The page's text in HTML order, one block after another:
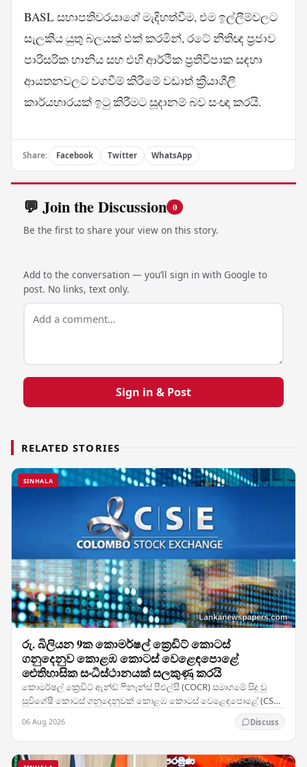
BASL සභාපතිවරයාගේ මැදිහත්වීම, එම ඉල්ලීම්වලට
සැලකිය යුතු බලයක් එක් කරමින්, රටේ නීතිඥ ප්‍රජාව
පාරිසරික හානිය සහ එහි ආර්ථික ප්‍රතිවිපාක සඳහා
ආයතනවලට වගවීම් කිරීමේ වඩාත් ක්‍රියාශීලී
කාර්යභාරයක් ඉටු කිරීමට සූදානම් බව සංඥා කරයි.
Share: Facebook Twitter WhatsApp
💬 Join the Discussion 0
Be the first to share your view on this story.
Add to the conversation — you’ll sign in with Google to
post. No links, text only.
Sign in & Post
RELATED STORIES
SINHALA
රු. බිලියන 9ක කොමර්ෂල් ක්‍රෙඩිට් කොටස්
ගනුදෙනුව කොළඹ කොටස් වෙළෙඳපොළේ
ඓතිහාසික සංධිස්ථානයක් සලකුණු කරයි
කොමර්ෂල් ක්‍රෙඩිට් ඇන්ඩ් ෆිනෑන්ස් පීඑල්සී (COCR) සමාගමේ සිදු වූ
සුවිශේෂී කොටස් ගනුදෙනුවක් කොළඹ කොටස් වෙළෙඳපොළේ (CSE)
06 Aug 2026 Discuss